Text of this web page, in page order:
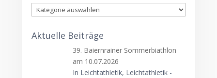
Kategorien
Aktuelle Beiträge
39. Baiernrainer Sommerbiathlon
am 10.07.2026
In Leichtathletik, Leichtathletik -